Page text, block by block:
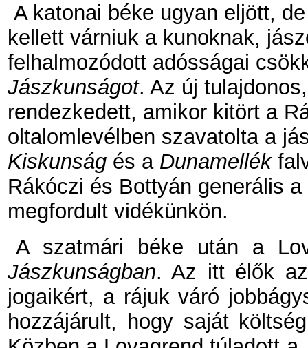
A katonai béke ugyan eljött,
kellett várniuk a kunoknak,
felhalmozódott adósságai
Jászkunságot. Az új
rendezkedett, amikor kitört a
oltalomlevélben szavatolta a
Kiskunság és a Dunamellék
Rákóczi és Bottyán generális
megfordult vidékünkön.
A szatmári béke után a
Jászkunságban. Az itt élők
jogaikért, a rájuk váró
hozzájárult, hogy saját